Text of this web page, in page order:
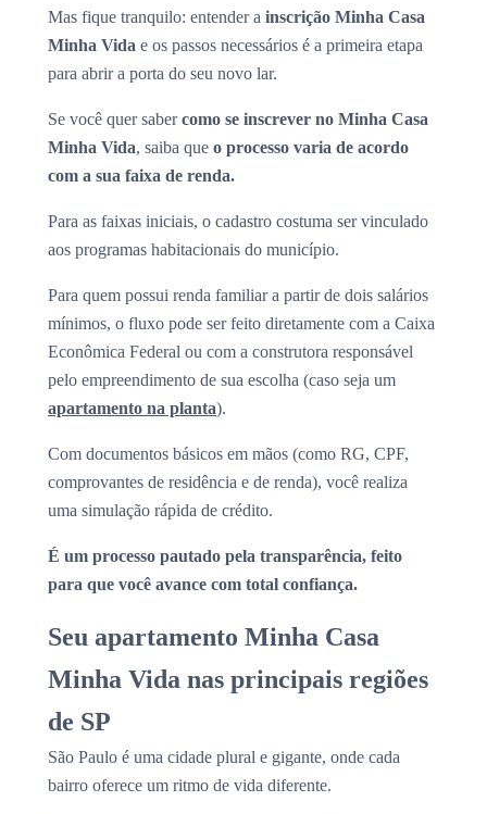
Mas fique tranquilo: entender a inscrição Minha Casa
Minha Vida e os passos necessários é a primeira etapa
para abrir a porta do seu novo lar.
Se você quer sabercomo se inscrever no Minha Casa
Minha Vida, saiba que o processo varia de acordo
com a sua faixa de renda.
Para as faixas iniciais, o cadastro costuma ser vinculado
aos programas habitacionais do município.
Para quem possui renda familiar a partir de dois salários
mínimos, o fluxo pode ser feito diretamente com a Caixa
Econômica Federal ou com a construtora responsável
pelo empreendimento de sua escolha (caso seja um
apartamento na planta).
Com documentos básicos em mãos (como RG, CPF,
comprovantes de residência e de renda), você realiza
uma simulação rápida de crédito.
É um processo pautado pela transparência, feito
para que você avance com total confiança.
Seu apartamento Minha Casa
Minha Vida nas principais regiões
de SP
São Paulo é uma cidade plural e gigante, onde cada
bairro oferece um ritmo de vida diferente.